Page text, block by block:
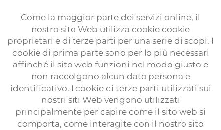
Come la maggior parte dei servizi online, il
nostro sito Web utilizza cookie cookie
proprietari e di terze parti per una serie di scopi. I
cookie di prima parte sono per lo più necessari
affinché il sito web funzioni nel modo giusto e
non raccolgono alcun dato personale
identificativo. I cookie di terze parti utilizzati sui
nostri siti Web vengono utilizzati
principalmente per capire come il sito web si
comporta, come interagite con il nostro sito